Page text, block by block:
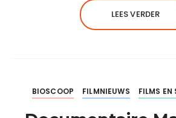
LEES VERDER
BIOSCOOP FILMNIEUWS FILMS EN